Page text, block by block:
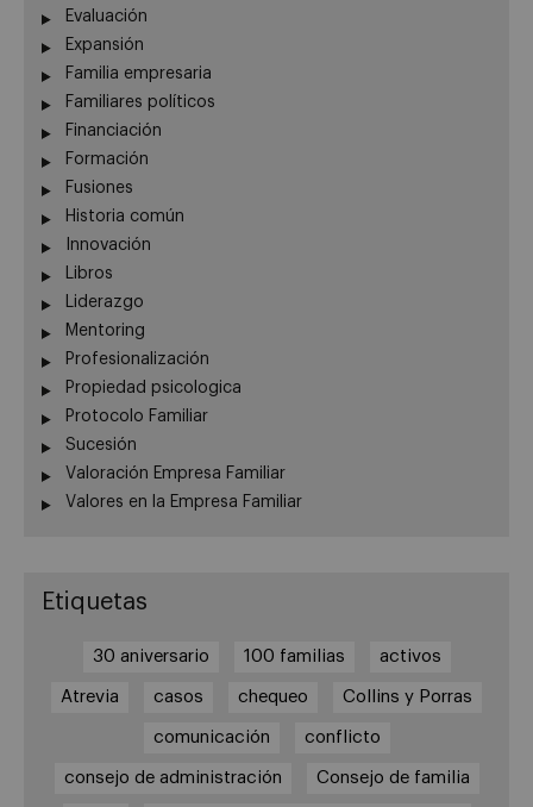
Evaluación
Expansión
Familia empresaria
Familiares políticos
Financiación
Formación
Fusiones
Historia común
Innovación
Libros
Liderazgo
Mentoring
Profesionalización
Propiedad psicologica
Protocolo Familiar
Sucesión
Valoración Empresa Familiar
Valores en la Empresa Familiar
Etiquetas
30 aniversario 100 familias activos
Atrevia casos chequeo Collins y Porras
comunicación conflicto
consejo de administración Consejo de familia